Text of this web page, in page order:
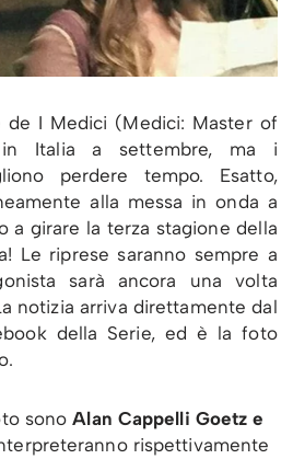
de I Medici (Medici: Master of
in Italia a settembre, ma i
perdere tempo. Esatto,
alla messa in onda a
a girare la terza stagione della
Le riprese saranno sempre a
sarà ancora una volta
notizia arriva direttamente dal
della Serie, ed è la foto
sonoAlan Cappelli Goetz e
rispettivamente